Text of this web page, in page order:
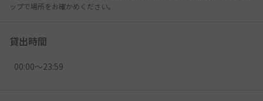
ップで場所をお確かめください。
貸出時間
00:00〜23:59